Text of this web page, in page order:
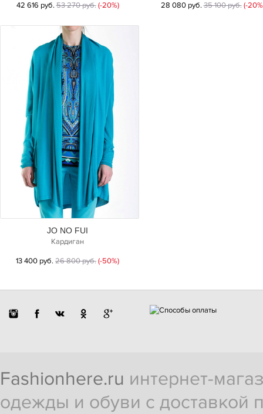
42 616 руб.53 270 руб. (-20%) 28 080 руб.35 100 руб. (-
JO NO FUI
Кардиган
13 400 руб.26 800 руб.(-50%)
Fashionhere.ru интернет-
одежды и обуви с доставкой